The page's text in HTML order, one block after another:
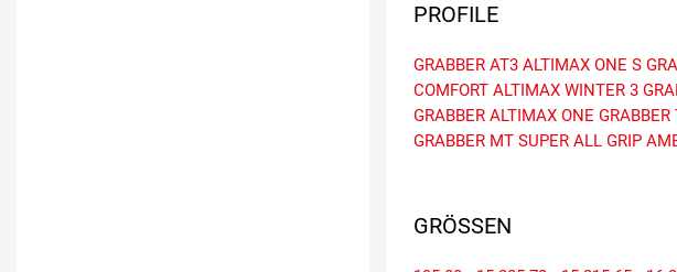
PROFILE
GRABBER AT3 ALTIMAX ONE S
COMFORT ALTIMAX WINTER 3
GRABBER ALTIMAX ONE GRABBER
GRABBER MT SUPER ALL GRIP
GRÖSSEN